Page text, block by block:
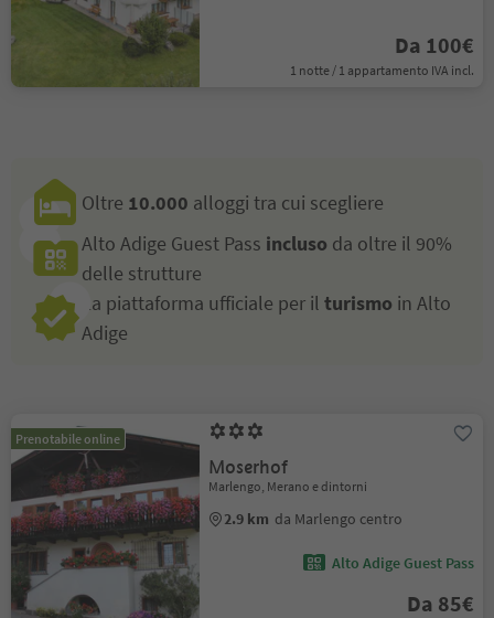
Da 100€
1 notte / 1 appartamento IVA incl.
Oltre 10.000 alloggi tra cui scegliere
Alto Adige Guest Pass incluso da oltre il 90%
delle strutture
La piattaforma ufficiale per il turismo in Alto
Adige
Prenotabile online
Moserhof
Marlengo, Merano e dintorni
2.9 km da Marlengo centro
Alto Adige Guest Pass
Da 85€